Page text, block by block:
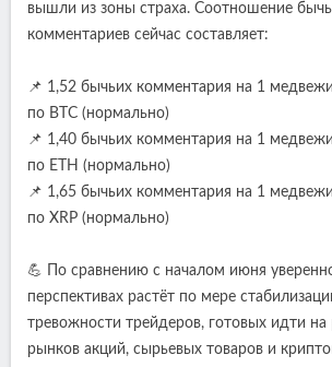
вышли из зоны страха. Соотношение
комментариев сейчас составляет:
📌 1,52 бычьих комментария на 1
по BTC (нормально)
📌 1,40 бычьих комментария на 1
по ETH (нормально)
📌 1,65 бычьих комментария на 1
по XRP (нормально)
💪 По сравнению с началом июня
перспективах растёт по мере
тревожности трейдеров, готовых идти на
рынков акций, сырьевых товаров и